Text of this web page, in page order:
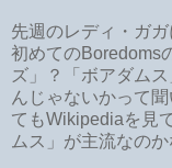
先週のレディ・ガ
初めてのBoredoms
ズ」？「ボアダム
んじゃないかって
てもWikipediaを見
ムス」が主流なの